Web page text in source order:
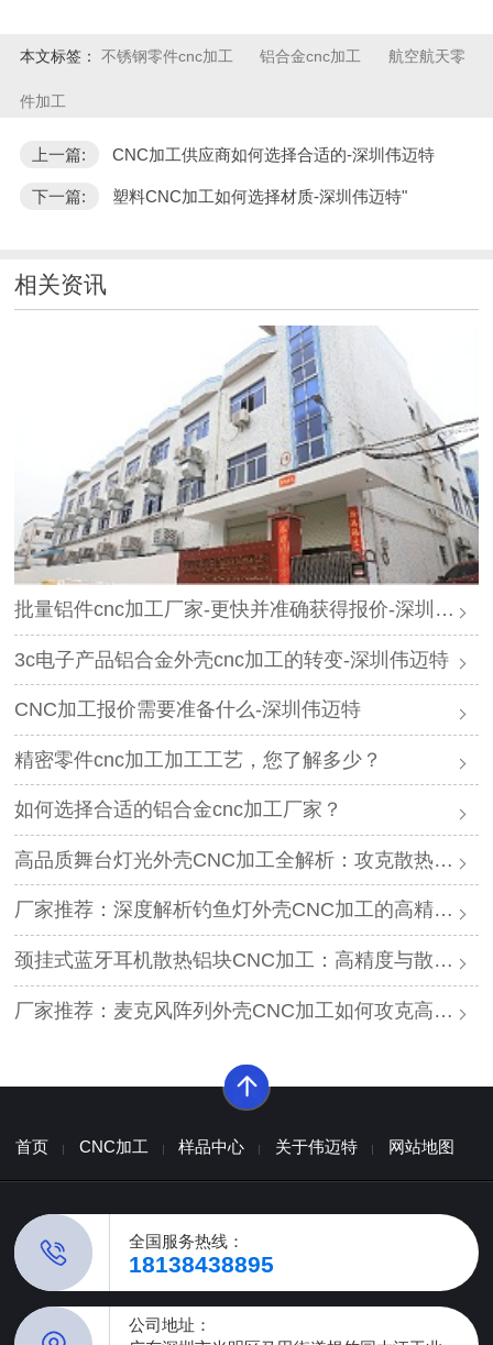
本文标签： 不锈钢零件cnc加工 铝合金cnc加工 航空航天零
件加工
上一篇: CNC加工供应商如何选择合适的-深圳伟迈特
下一篇: 塑料CNC加工如何选择材质-深圳伟迈特"
相关资讯
批量铝件cnc加工厂家-更快并准确获得报价-深圳伟迈特
3c电子产品铝合金外壳cnc加工的转变-深圳伟迈特
CNC加工报价需要准备什么-深圳伟迈特
精密零件cnc加工加工工艺，您了解多少？
如何选择合适的铝合金cnc加工厂家？
高品质舞台灯光外壳CNC加工全解析：攻克散热与精度难题的厂家推荐
厂家推荐：深度解析钓鱼灯外壳CNC加工的高精度工艺与耐腐蚀方案
颈挂式蓝牙耳机散热铝块CNC加工：高精度与散热效能的平衡方案
厂家推荐：麦克风阵列外壳CNC加工如何攻克高精度与声学一致性难题？
首页 CNC加工 样品中心 关于伟迈特 网站地图
全国服务热线：
18138438895
公司地址：